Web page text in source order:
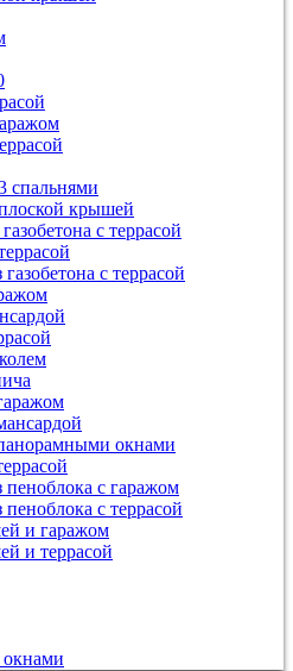
спальнями
крышей
с террасой
с террасой
окнами
с гаражом
с террасой
и гаражом
и террасой